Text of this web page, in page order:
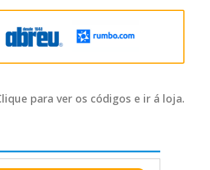
para ver os códigos e ir á loja.